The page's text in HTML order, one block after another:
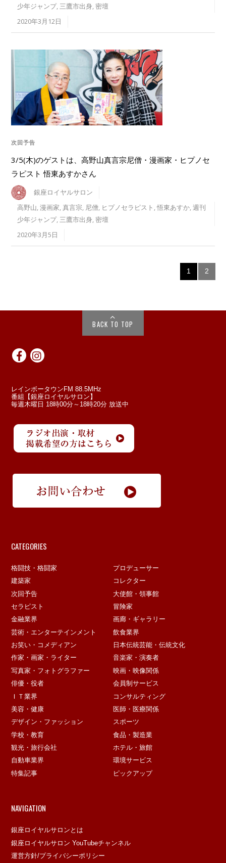
少年ジャンプ, 三鷹市出身, 密壇
2020年3月12日
次回予告
3/5(木)のゲストは、高野山真言宗尼僧・漫画家・ヒプノセ
ラピスト 悟東あすかさん
銀座ロイヤルサロン
高野山,漫画家,真言宗, 尼僧, ヒプノセラピスト ,悟東あすか,週刊
少年ジャンプ, 三鷹市出身, 密壇
2020年3月5日
1 2
BACK TO TOP
レインボータウンFM 88.5MHz
番組【銀座ロイヤルサロン】
毎週木曜日 18時00分～18時20分 放送中
CATEGORIES
格闘技・格闘家
プロデューサー
建築家
コレクター
次回予告
大使館・領事館
セラピスト
冒険家
金融業界
画廊・ギャラリー
芸術・エンターテインメント
飲食業界
お笑い・コメディアン
日本伝統芸能・伝統文化
作家・画家・ライター
音楽家・演奏者
写真家・フォトグラファー
映画・映像関係
俳優・役者
会員制サービス
ＩＴ業界
コンサルティング
美容・健康
医師・医療関係
デザイン・ファッション
スポーツ
学校・教育
食品・製造業
観光・旅行会社
ホテル・旅館
自動車業界
環境サービス
特集記事
ピックアップ
NAVIGATION
銀座ロイヤルサロンとは
銀座ロイヤルサロン YouTubeチャンネル
運営方針/プライバシーポリシー